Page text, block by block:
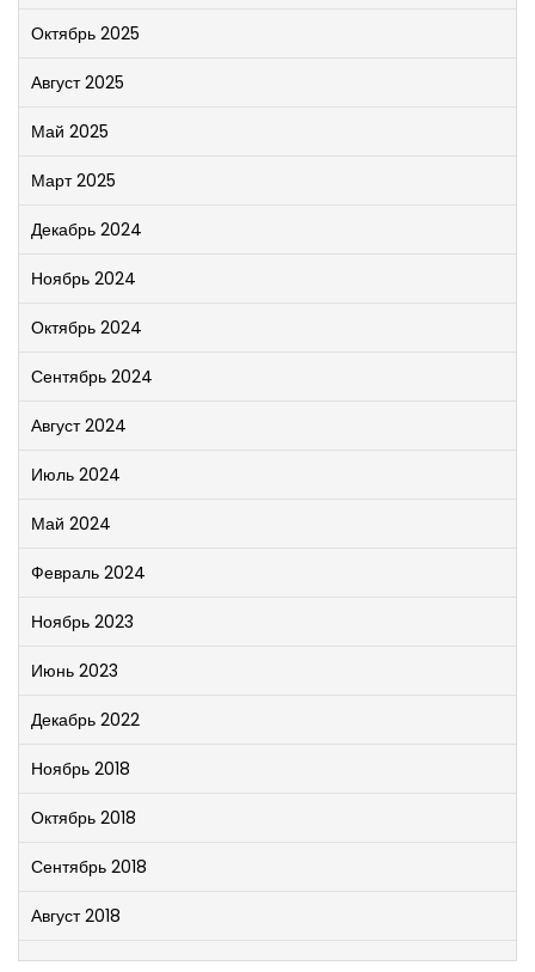
Октябрь 2025
Август 2025
Май 2025
Март 2025
Декабрь 2024
Ноябрь 2024
Октябрь 2024
Сентябрь 2024
Август 2024
Июль 2024
Май 2024
Февраль 2024
Ноябрь 2023
Июнь 2023
Декабрь 2022
Ноябрь 2018
Октябрь 2018
Сентябрь 2018
Август 2018